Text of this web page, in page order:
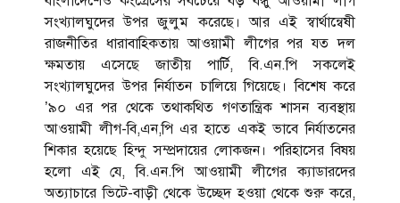
সংখ্যালঘুদের উপর জুলুম করেছে। আর এই স্বার্থান্বেষী
রাজনীতির ধারাবাহিকতায় আওয়ামী লীগের পর যত দল
ক্ষমতায় এসেছে জাতীয় পার্টি, বি.এন.পি সকলেই
সংখ্যালঘুদের উপর নির্যাতন চালিয়ে গিয়েছে। বিশেষ করে
’৯০ এর পর থেকে তথাকথিত গণতান্ত্রিক শাসন ব্যবস্থায়
আওয়ামী লীগ-বি,এন,পি এর হাতে একই ভাবে নির্যাতনের
শিকার হয়েছে হিন্দু সম্প্রদায়ের লোকজন। পরিহাসের বিষয়
হলো এই যে, বি.এন.পি আওয়ামী লীগের ক্যাডারদের
অত্যাচারে ভিটে-বাড়ী থেকে উচ্ছেদ হওয়া থেকে শুরু করে,